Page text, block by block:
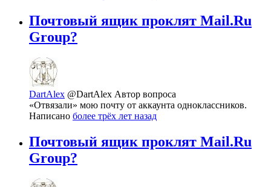
Почтовый ящик проклят Mail.Ru
Group?
DartAlex @DartAlex Автор вопроса
«Отвязали» мою почту от аккаунта одноклассников.
Написано более трёх лет назад
Почтовый ящик проклят Mail.Ru
Group?